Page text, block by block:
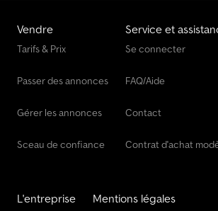
Vendre
Tarifs & Prix
Passer des annonces
Gérer les annonces
Sceau de confiance
Service et
Se connecter
FAQ/Aide
Contact
Contrat d'achat
L'entreprise Mentions légales